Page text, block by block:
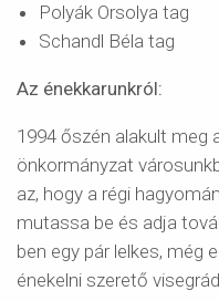
Polyák Orsolya tag
Schandl Béla tag
Az énekkarunkról:
1994 őszén alakult meg
önkormányzat
az, hogy a régi
mutassa be és adja
ben egy pár lelkes, még
énekelni szerető